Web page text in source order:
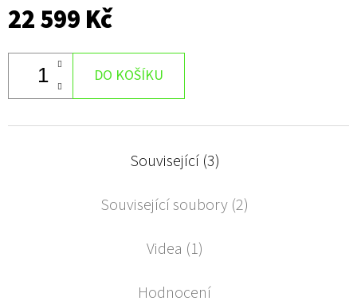
22 599 Kč
DO KOŠÍKU
Související (3)
Související soubory (2)
Videa (1)
Hodnocení